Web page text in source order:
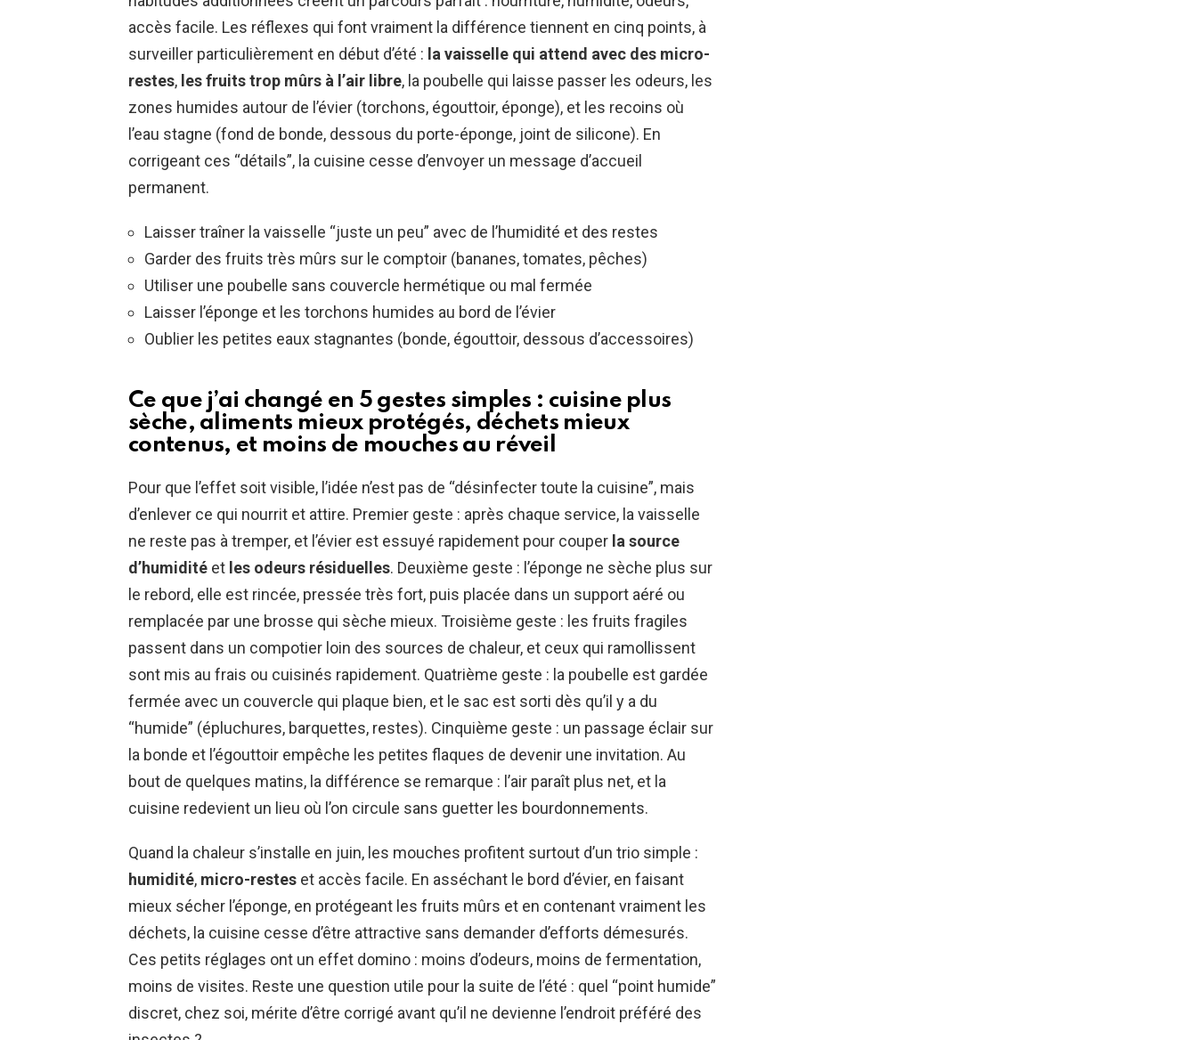
accès facile. Les réflexes qui font vraiment la différence tiennent en cinq points, à
surveiller particulièrement en début d’été : la vaisselle qui attend avec des micro-
restes, les fruits trop mûrs à l’air libre, la poubelle qui laisse passer les odeurs, les
zones humides autour de l’évier (torchons, égouttoir, éponge), et les recoins où
l’eau stagne (fond de bonde, dessous du porte-éponge, joint de silicone). En
corrigeant ces “détails”, la cuisine cesse d’envoyer un message d’accueil
permanent.
Laisser traîner la vaisselle “juste un peu” avec de l’humidité et des restes
Garder des fruits très mûrs sur le comptoir (bananes, tomates, pêches)
Utiliser une poubelle sans couvercle hermétique ou mal fermée
Laisser l’éponge et les torchons humides au bord de l’évier
Oublier les petites eaux stagnantes (bonde, égouttoir, dessous d’accessoires)
Ce que j’ai changé en 5 gestes simples : cuisine plus
sèche, aliments mieux protégés, déchets mieux
contenus, et moins de mouches au réveil
Pour que l’effet soit visible, l’idée n’est pas de “désinfecter toute la cuisine”, mais
d’enlever ce qui nourrit et attire. Premier geste : après chaque service, la vaisselle
ne reste pas à tremper, et l’évier est essuyé rapidement pour couper la source
d’humidité et les odeurs résiduelles. Deuxième geste : l’éponge ne sèche plus sur
le rebord, elle est rincée, pressée très fort, puis placée dans un support aéré ou
remplacée par une brosse qui sèche mieux. Troisième geste : les fruits fragiles
passent dans un compotier loin des sources de chaleur, et ceux qui ramollissent
sont mis au frais ou cuisinés rapidement. Quatrième geste : la poubelle est gardée
fermée avec un couvercle qui plaque bien, et le sac est sorti dès qu’il y a du
“humide” (épluchures, barquettes, restes). Cinquième geste : un passage éclair sur
la bonde et l’égouttoir empêche les petites flaques de devenir une invitation. Au
bout de quelques matins, la différence se remarque : l’air paraît plus net, et la
cuisine redevient un lieu où l’on circule sans guetter les bourdonnements.
Quand la chaleur s’installe en juin, les mouches profitent surtout d’un trio simple :
humidité, micro-restes et accès facile. En asséchant le bord d’évier, en faisant
mieux sécher l’éponge, en protégeant les fruits mûrs et en contenant vraiment les
déchets, la cuisine cesse d’être attractive sans demander d’efforts démesurés.
Ces petits réglages ont un effet domino : moins d’odeurs, moins de fermentation,
moins de visites. Reste une question utile pour la suite de l’été : quel “point humide”
discret, chez soi, mérite d’être corrigé avant qu’il ne devienne l’endroit préféré des